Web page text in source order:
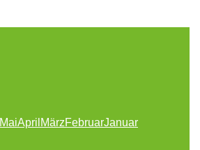
MaiApril MärzFebruarJanuar